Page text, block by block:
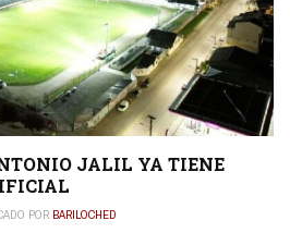
JALIL YA TIENE
POR BARILOCHED